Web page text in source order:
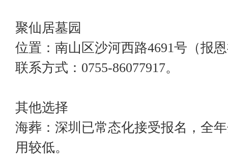
聚仙居墓园
位置：南山区沙河西路4691号（报
联系方式：0755-86077917。
其他选择
海葬：深圳已常态化接受报名，全
用较低。